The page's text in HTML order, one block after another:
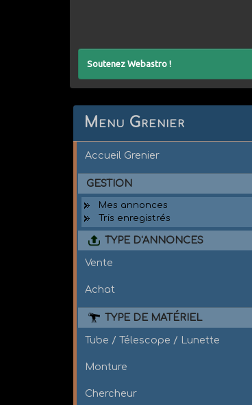
Soutenez Webastro !
Menu Grenier
Accueil Grenier
GESTION
Mes annonces
Tris enregistrés
TYPE D'ANNONCES
Vente
Achat
TYPE DE MATÉRIEL
Tube / Télescope / Lunette
Monture
Chercheur